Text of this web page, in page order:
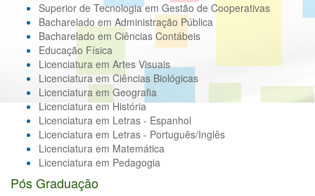
Superior de Tecnologia em Gestão de Cooperativas
Bacharelado em Administração Pública
Bacharelado em Ciências Contábeis
Educação Física
Licenciatura em Artes Visuais
Licenciatura em Ciências Biológicas
Licenciatura em Geografia
Licenciatura em História
Licenciatura em Letras - Espanhol
Licenciatura em Letras - Português/Inglês
Licenciatura em Matemática
Licenciatura em Pedagogia
Pós Graduação